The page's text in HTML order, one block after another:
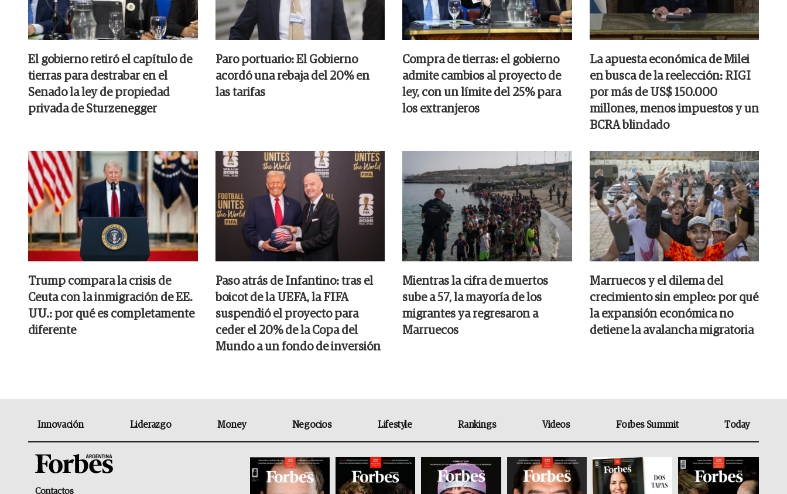
El gobierno retiró el capítulo de
tierras para destrabar en el
Senado la ley de propiedad
privada de Sturzenegger
Paro portuario: El Gobierno
acordó una rebaja del 20% en
las tarifas
Compra de tierras: el gobierno
admite cambios al proyecto de
ley, con un límite del 25% para
los extranjeros
La apuesta económica de Milei
en busca de la reelección: RIGI
por más de US$ 150.000
millones, menos impuestos y un
BCRA blindado
Trump compara la crisis de
Ceuta con la inmigración de EE.
UU.: por qué es completamente
diferente
Paso atrás de Infantino: tras el
boicot de la UEFA, la FIFA
suspendió el proyecto para
ceder el 20% de la Copa del
Mundo a un fondo de inversión
Mientras la cifra de muertos
sube a 57, la mayoría de los
migrantes ya regresaron a
Marruecos
Marruecos y el dilema del
crecimiento sin empleo: por qué
la expansión económica no
detiene la avalancha migratoria
Innovación Liderazgo Money Negocios Lifestyle Rankings Videos Forbes Summit Today
Contactos